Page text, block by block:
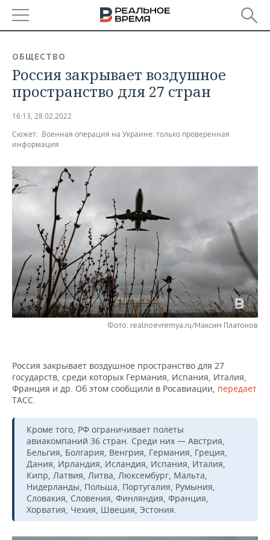
БАШКОРТОСТАН
ТАТАРСТАН
НОВОСТИ
АНАЛИТИКА
КОРОЛИ ГОСЗАКАЗА ПФО
ВУЗЫ ТАТАРСТАНА
КОМУ ПРИНАДЛЕЖАТ
ТОРГОВЫЕ ЦЕНТРЫ
ТАТАРСТАНА
ФИНАНСЫ
БЮДЖЕТ
ИНВЕСТИЦИИ
НОВОСТИ
ПРОМЫШЛЕННОСТИ
АГРОПРОМ
МАШИНОСТРОЕНИЕ
НЕФТЕХИМИЯ
НЕФТЬ
НЕДВИЖИМОСТЬ
НОВОСТИ НЕДВИЖИМОСТИ
НОВОСТИ АВТО
БИЗНЕС
НОВОСТИ БИЗНЕСА
РОЗНИЧНАЯ ТОРГОВЛЯ
ТРАНСПОРТ
ТЕХНОЛОГИИ
НОВОСТИ ТЕХНОЛОГИЙ
IT
ТЕЛЕКОММУНИКАЦИИ
МЕРОПРИЯТИЯ
НОВОСТИ МЕРОПРИЯТИЙ
БИЗНЕС-БРАНЧИ
ONLINE-КОНФЕРЕНЦИИ
ОТКРЫТАЯ ЛЕКЦИЯ
СПОРТ
ФУТБОЛ
ХОККЕЙ
БАСКЕТБОЛ
ВОЛЕЙБОЛ
КИБЕРСПОРТ
ФИГУРНОЕ КАТАНИЕ
НОВОСТИ ОБЩЕСТВА
ВЛАСТЬ
ИНФРАСТРУКТУРА
ИСТОРИЯ
КУЛЬТУРА
МЕДИЦИНА
ФОТОГАЛЕРЕЯ
СЮЖЕТЫ
СПРАВОЧНИК
СПИСОК ПЕРСОН
СПИСОК КОМПАНИЙ
ПОЛНАЯ ВЕРСИЯ
ОБЩЕСТВО
Россия закрывает воздушное
пространство для 27 стран
16:13, 28.02.2022
Сюжет: Военная операция на Украине: только проверенная
информация
Фото: realnoevremya.ru/Максим Платонов
Россия закрывает воздушное пространство для 27
государств, среди которых Германия, Испания, Италия,
Франция и др. Об этом сообщили в Росавиации, передает
ТАСС.
Кроме того, РФ ограничивает полеты
авиакомпаний 36 стран. Среди них — Австрия,
Бельгия, Болгария, Венгрия, Германия, Греция,
Дания, Ирландия, Исландия, Испания, Италия,
Кипр, Латвия, Литва, Люксембург, Мальта,
Нидерланды, Польша, Португалия, Румыния,
Словакия, Словения, Финляндия, Франция,
Хорватия, Чехия, Швеция, Эстония.